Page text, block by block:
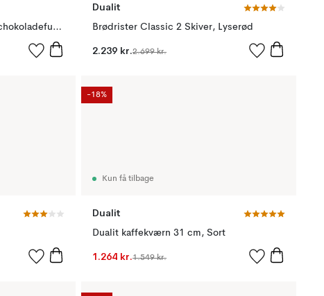
Dualit mælkeskummer med chokoladefunktion 20,5 cm, Sort
Dualit
Brødrister Classic 2 Skiver, Lyserød
2.239 kr.2.699 kr.
Kun få tilbage
Dualit
Dualit kaffekværn 31 cm, Sort
1.264 kr.1.549 kr.
-18%